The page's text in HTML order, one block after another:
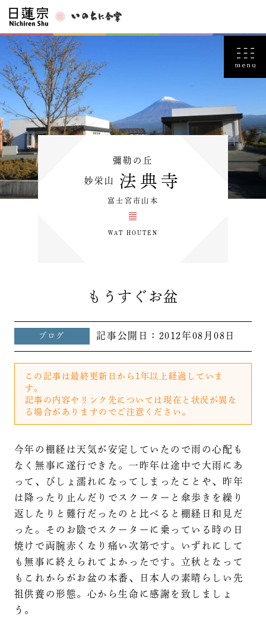
彌勒の丘
妙栄山 法典寺
富士宮市山本
WAT HOUTEN
もうすぐお盆
ブログ 記事公開日： 2012年08月08日
この記事は最終更新日から1年以上経過していま
す。
記事の内容やリンク先については現在と状況が異な
る場合がありますのでご注意ください。
今年の棚経は天気が安定していたので雨の心配も
なく無事に遂行できた。一昨年は途中で大雨にあ
って、びしょ濡れになってしまったことや、昨年
は降ったり止んだりでスクーターと傘歩きを繰り
返したりと難行だったのと比べると棚経日和見だ
った。そのお陰でスクーターに乗っている時の日
焼けで両腕赤くなり痛い次第です。いずれにして
も無事に終えられてよかったです。立秋となって
もこれからがお盆の本番、日本人の素晴らしい先
祖供養の形態。心から生命に感謝を致しましょ
う。